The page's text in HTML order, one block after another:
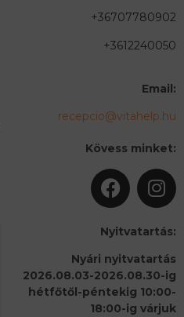
+36707780902
+3612240050
Email:
recepcio@vitahelp.hu
Kövess minket:
Nyitvatartás:
Nyári nyitvatartás
2026.08.03-2026.08.30-ig
hétfőtől-péntekig 10:00-
18:00-ig várjuk